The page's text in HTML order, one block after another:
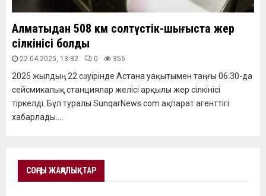
Алматыдан 508 км солтүстік-шығыста жер
сілкінісі болды
22.04.2025, 13:32 0 356
2025 жылдың 22 сәуірінде Астана уақытымен таңғы 06:30-да
сейсмикалық станциялар желісі арқылы жер сілкінісі
тіркелді. Бұл туралы SunqarNews.com ақпарат агенттігі
хабарлады....
СОҢҒЫ ЖАҢАЛЫҚТАР